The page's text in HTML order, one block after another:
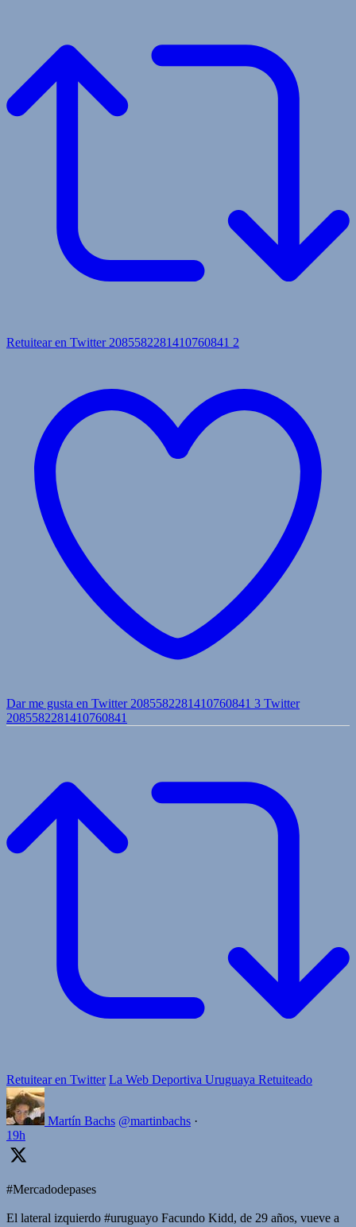
Retuitear en Twitter 2085582281410760841 2
Dar me gusta en Twitter 2085582281410760841 3 Twitter
2085582281410760841
Retuitear en Twitter La Web Deportiva Uruguaya Retuiteado
Martín Bachs @martinbachs ·
19h
#Mercadodepases
El lateral izquierdo #uruguayo Facundo Kidd, de 29 años, vueve a